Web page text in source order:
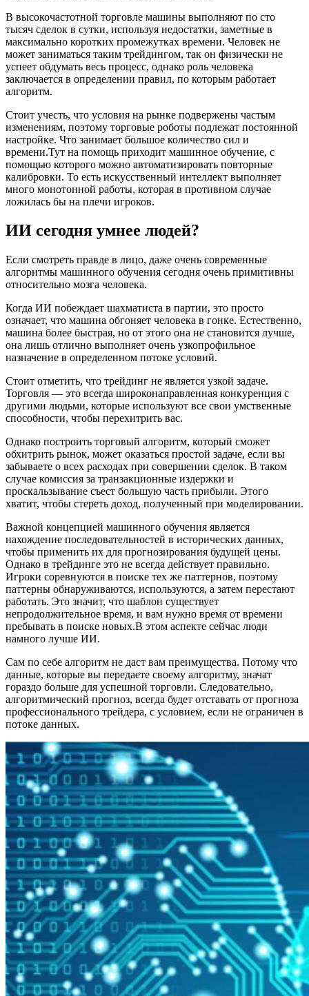
В высокочастотной торговле машины выполняют по сто
тысяч сделок в сутки, используя недостатки, заметные в
максимально коротких промежутках времени. Человек не
может заниматься таким трейдингом, так он физически не
успеет обдумать весь процесс, однако роль человека
заключается в определении правил, по которым работает
алгоритм.
Стоит учесть, что условия на рынке подвержены частым
изменениям, поэтому торговые роботы подлежат постоянной
настройке. Что занимает большое количество сил и
времени.Тут на помощь приходит машинное обучение, с
помощью которого можно автоматизировать повторные
калибровки. То есть искусственный интеллект выполняет
много монотонной работы, которая в противном случае
ложилась бы на плечи игроков.
ИИ сегодня умнее людей?
Если смотреть правде в лицо, даже очень современные
алгоритмы машинного обучения сегодня очень примитивны
относительно мозга человека.
Когда ИИ побеждает шахматиста в партии, это просто
означает, что машина обгоняет человека в гонке. Естественно,
машина более быстрая, но от этого она не становится лучше,
она лишь отлично выполняет очень узкопрофильное
назначение в определенном потоке условий.
Стоит отметить, что трейдинг не является узкой задаче.
Торговля — это всегда широконаправленная конкуренция с
другими людьми, которые используют все свои умственные
способности, чтобы перехитрить вас.
Однако построить торговый алгоритм, который сможет
обхитрить рынок, может оказаться простой задаче, если вы
забываете о всех расходах при совершении сделок. В таком
случае комиссия за транзакционные издержки и
проскальзывание съест большую часть прибыли. Этого
хватит, чтобы стереть доход, полученный при моделировании.
Важной концепцией машинного обучения является
нахождение последовательностей в исторических данных,
чтобы применить их для прогнозирования будущей цены.
Однако в трейдинге это не всегда действует правильно.
Игроки соревнуются в поиске тех же паттернов, поэтому
паттерны обнаруживаются, используются, а затем перестают
работать. Это значит, что шаблон существует
непродолжительное время, и вам нужно время от времени
пребывать в поиске новых.В этом аспекте сейчас люди
намного лучше ИИ.
Сам по себе алгоритм не даст вам преимущества. Потому что
данные, которые вы передаете своему алгоритму, значат
гораздо больше для успешной торговли. Следовательно,
алгоритмический прогноз, всегда будет отставать от прогноза
профессионального трейдера, с условием, если не ограничен в
потоке данных.